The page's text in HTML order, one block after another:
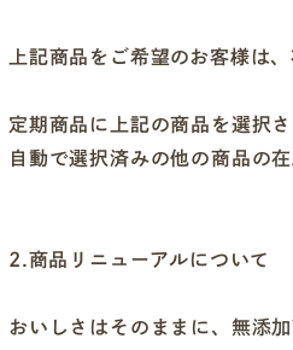
上記商品をご希望のお客様は
定期商品に上記の商品を選択
自動で選択済みの他の商品の
2.商品リニューアルについて
おいしさはそのままに、無添